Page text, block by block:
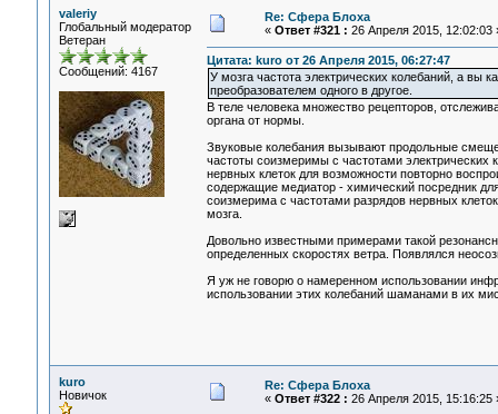
valeriy
Глобальный модератор
Ветеран
Сообщений: 4167
Re: Сфера Блоха
« Ответ #321 : 26 Апреля 2015, 12:02:03
Цитата: kuro от 26 Апреля 2015, 06:27:47
У мозга частота электрических колебаний, а вы
преобразователем одного в другое.
В теле человека множество рецепторов,
органа от нормы.
Звуковые колебания вызывают продольные
частоты соизмеримы с частотами электрических
нервных клеток для возможности повторно
содержащие медиатор - химический посредник
соизмерима с частотами разрядов нервных
мозга.
Довольно известными примерами такой
определенных скоростях ветра. Появлялся
Я уж не говорю о намеренном использовании
использовании этих колебаний шаманами в их
kuro
Новичок
Re: Сфера Блоха
« Ответ #322 : 26 Апреля 2015, 15:16:25